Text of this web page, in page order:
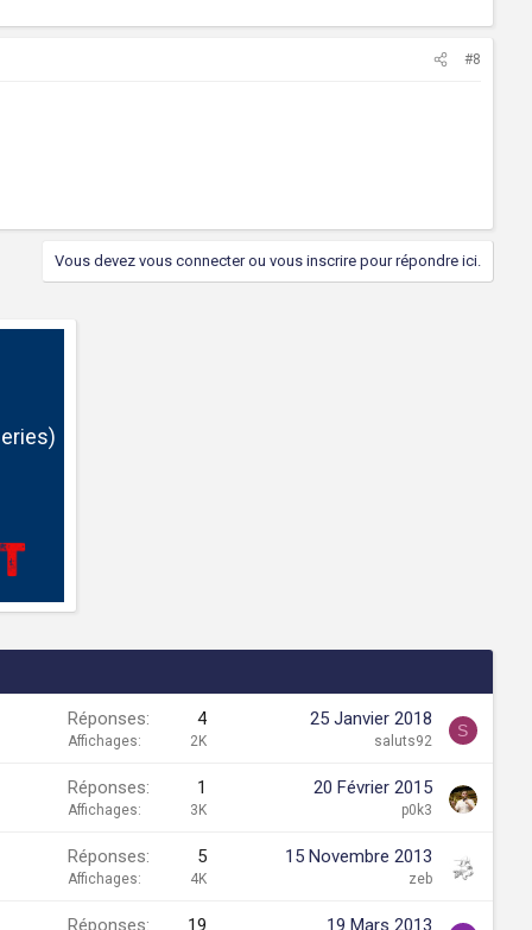
#8
Vous devez vous connecter ou vous inscrire pour répondre ici.
Réponses 4
Affichages 2K
25 Janvier 2018
saluts92
S
Réponses 1
Affichages 3K
20 Février 2015
p0k3
Réponses 5
Affichages 4K
15 Novembre 2013
zeb
Réponses 19 19 Mars 2013